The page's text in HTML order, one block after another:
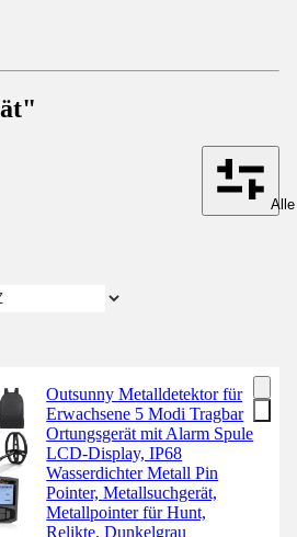
Outsunny Metalldetektor für
Erwachsene 5 Modi Tragbar
Ortungsgerät mit Alarm Spule
LCD-Display, IP68
Wasserdichter Metall Pin
Pointer, Metallsuchgerät,
Metallpointer für Hunt,
Relikte, Dunkelgrau